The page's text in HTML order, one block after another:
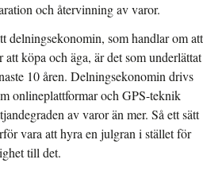
och återvinning av varor.
delningsekonomin, som handlar om att
köpa och äga, är det som underlättat
10 åren. Delningsekonomin drivs
onlineplattformar och GPS-teknik
av varor än mer. Så ett sätt
vara att hyra en julgran i stället för
till det.